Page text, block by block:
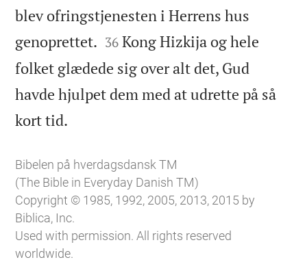
blev ofringstjenesten i Herrens hus
genoprettet. 

36 Kong Hizkija og hele
folket glædede sig over alt det, Gud
havde hjulpet dem med at udrette på så
kort tid.
Bibelen på hverdagsdansk TM
(The Bible in Everyday Danish TM)
Copyright © 1985, 1992, 2005, 2013, 2015 by
Biblica, Inc.
Used with permission. All rights reserved
worldwide.